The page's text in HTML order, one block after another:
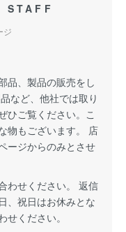
STAFF
ジ
品、製品の販売をし
など、他社では取り
ひご覧ください。こ
物もございます。 店
ージからのみとさせ
わせください。 返信
、祝日はお休みとな
ください。